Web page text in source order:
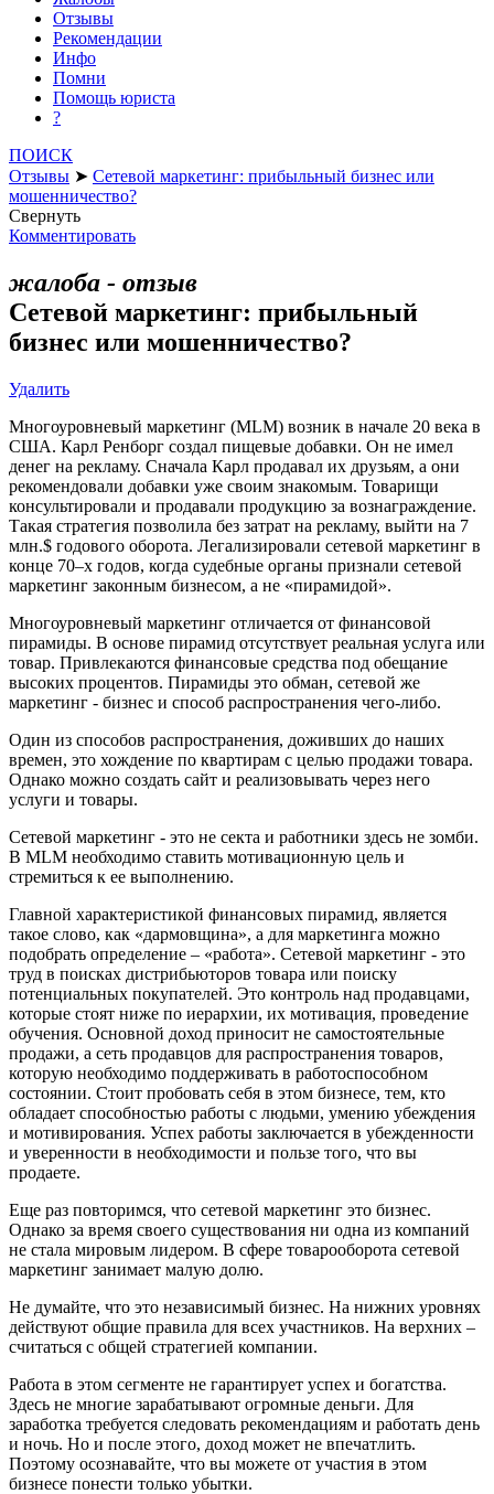
Отзывы
Рекомендации
Инфо
Помни
Помощь юриста
?
ПОИСК
Отзывы ➤ Сетевой маркетинг: прибыльный бизнес или
мошенничество?
Свернуть
Комментировать
жалоба - отзыв
Сетевой маркетинг: прибыльный
бизнес или мошенничество?
Удалить
Многоуровневый маркетинг (MLM) возник в начале 20 века в
США. Карл Ренборг создал пищевые добавки. Он не имел
денег на рекламу. Сначала Карл продавал их друзьям, а они
рекомендовали добавки уже своим знакомым. Товарищи
консультировали и продавали продукцию за вознаграждение.
Такая стратегия позволила без затрат на рекламу, выйти на 7
млн.$ годового оборота. Легализировали сетевой маркетинг в
конце 70–х годов, когда судебные органы признали сетевой
маркетинг законным бизнесом, а не «пирамидой».
Многоуровневый маркетинг отличается от финансовой
пирамиды. В основе пирамид отсутствует реальная услуга или
товар. Привлекаются финансовые средства под обещание
высоких процентов. Пирамиды это обман, сетевой же
маркетинг - бизнес и способ распространения чего-либо.
Один из способов распространения, доживших до наших
времен, это хождение по квартирам с целью продажи товара.
Однако можно создать сайт и реализовывать через него
услуги и товары.
Сетевой маркетинг - это не секта и работники здесь не зомби.
В MLM необходимо ставить мотивационную цель и
стремиться к ее выполнению.
Главной характеристикой финансовых пирамид, является
такое слово, как «дармовщина», а для маркетинга можно
подобрать определение – «работа». Сетевой маркетинг - это
труд в поисках дистрибьюторов товара или поиску
потенциальных покупателей. Это контроль над продавцами,
которые стоят ниже по иерархии, их мотивация, проведение
обучения. Основной доход приносит не самостоятельные
продажи, а сеть продавцов для распространения товаров,
которую необходимо поддерживать в работоспособном
состоянии. Стоит пробовать себя в этом бизнесе, тем, кто
обладает способностью работы с людьми, умению убеждения
и мотивирования. Успех работы заключается в убежденности
и уверенности в необходимости и пользе того, что вы
продаете.
Еще раз повторимся, что сетевой маркетинг это бизнес.
Однако за время своего существования ни одна из компаний
не стала мировым лидером. В сфере товарооборота сетевой
маркетинг занимает малую долю.
Не думайте, что это независимый бизнес. На нижних уровнях
действуют общие правила для всех участников. На верхних –
считаться с общей стратегией компании.
Работа в этом сегменте не гарантирует успех и богатства.
Здесь не многие зарабатывают огромные деньги. Для
заработка требуется следовать рекомендациям и работать день
и ночь. Но и после этого, доход может не впечатлить.
Поэтому осознавайте, что вы можете от участия в этом
бизнесе понести только убытки.